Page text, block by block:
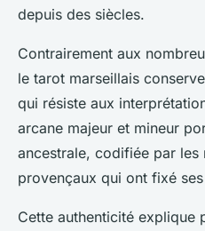
depuis des siècles.
Contrairement aux
le tarot marseillais
qui résiste aux
arcane majeur et mineur
ancestrale, codifiée par les
provençaux qui ont fixé
Cette authenticité explique